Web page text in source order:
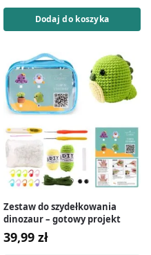
Dodaj do koszyka
Zestaw do szydełkowania
dinozaur – gotowy projekt
39,99 zł